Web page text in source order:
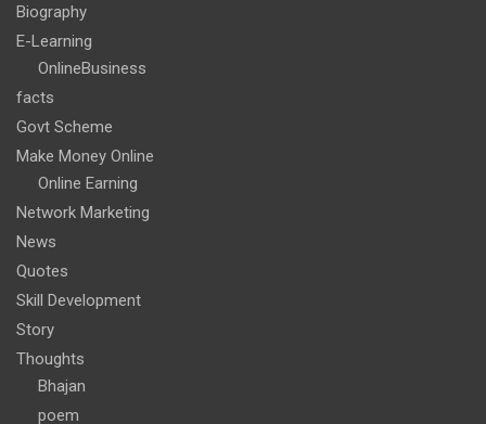
Biography
E-Learning
OnlineBusiness
facts
Govt Scheme
Make Money Online
Online Earning
Network Marketing
News
Quotes
Skill Development
Story
Thoughts
Bhajan
poem